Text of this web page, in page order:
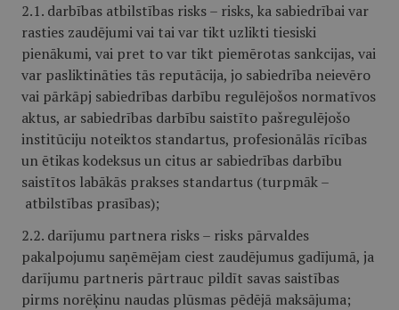
2.1. darbības atbilstības risks – risks, ka sabiedrībai var
rasties zaudējumi vai tai var tikt uzlikti tiesiski
pienākumi, vai pret to var tikt piemērotas sankcijas, vai
var pasliktināties tās reputācija, jo sabiedrība neievēro
vai pārkāpj sabiedrības darbību regulējošos normatīvos
aktus, ar sabiedrības darbību saistīto pašregulējošo
institūciju noteiktos standartus, profesionālās rīcības
un ētikas kodeksus un citus ar sabiedrības darbību
saistītos labākās prakses standartus (turpmāk –
atbilstības prasības);
2.2. darījumu partnera risks – risks pārvaldes
pakalpojumu saņēmējam ciest zaudējumus gadījumā, ja
darījumu partneris pārtrauc pildīt savas saistības
pirms norēķinu naudas plūsmas pēdējā maksājuma;